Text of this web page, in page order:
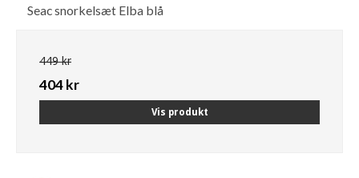
Seac snorkelsæt Elba blå
449 kr
404 kr
Vis produkt